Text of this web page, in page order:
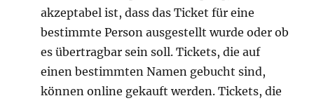
akzeptabel ist, dass das Ticket für eine
bestimmte Person ausgestellt wurde oder ob
es übertragbar sein soll. Tickets, die auf
einen bestimmten Namen gebucht sind,
können online gekauft werden. Tickets, die